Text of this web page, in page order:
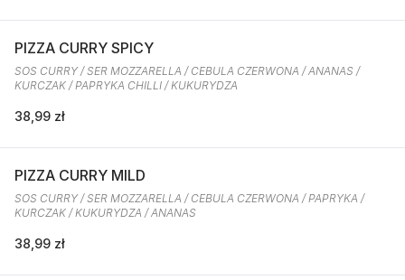
PIZZA CURRY SPICY
SOS CURRY / SER MOZZARELLA / CEBULA CZERWONA / ANANAS /
KURCZAK / PAPRYKA CHILLI / KUKURYDZA
38,99 zł
PIZZA CURRY MILD
SOS CURRY / SER MOZZARELLA / CEBULA CZERWONA / PAPRYKA /
KURCZAK / KUKURYDZA / ANANAS
38,99 zł